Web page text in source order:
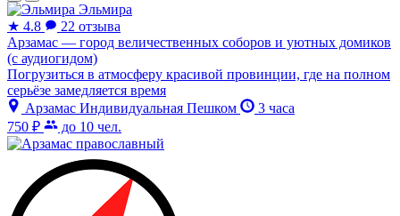
Эльмира
★ 4.8
22 отзыва
Арзамас — город величественных соборов и уютных домиков
(с аудиогидом)
Погрузиться в атмосферу красивой провинции, где на полном
серьёзе замедляется время
Арзамас Индивидуальная Пешком
3 часа
750 ₽
до 10 чел.